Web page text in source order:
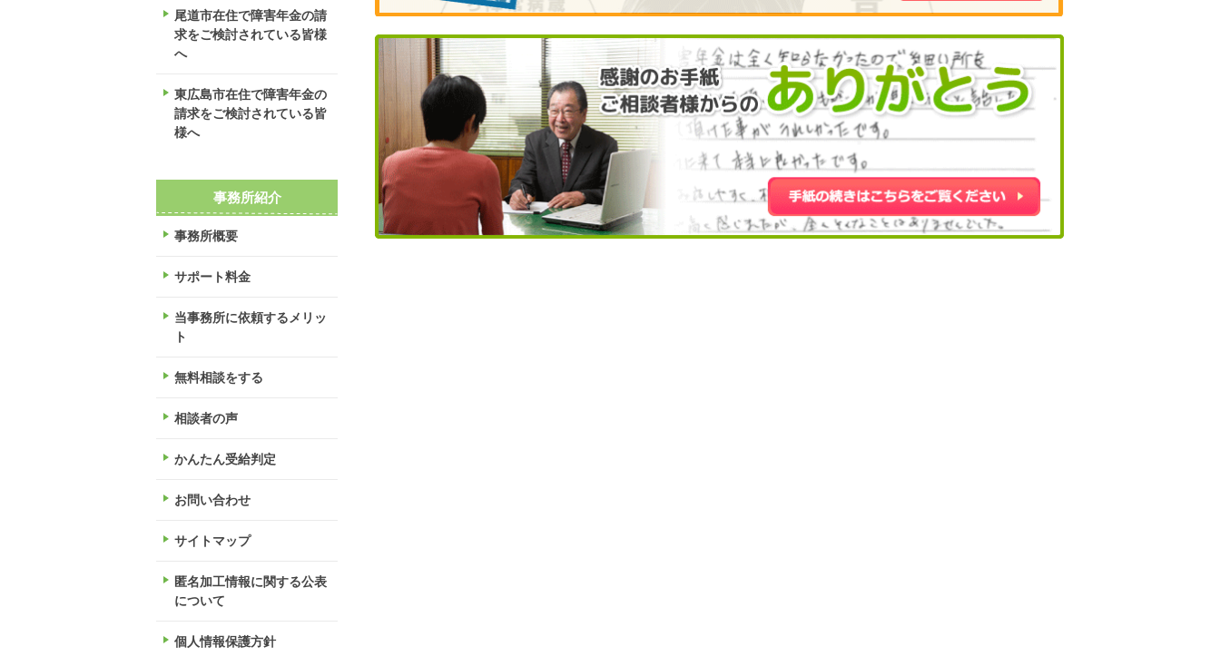
尾道市在住で障害年金の請
求をご検討されている皆様
へ
東広島市在住で障害年金の
請求をご検討されている皆
様へ
事務所紹介
事務所概要
サポート料金
当事務所に依頼するメリッ
ト
無料相談をする
相談者の声
かんたん受給判定
お問い合わせ
サイトマップ
匿名加工情報に関する公表
について
個人情報保護方針